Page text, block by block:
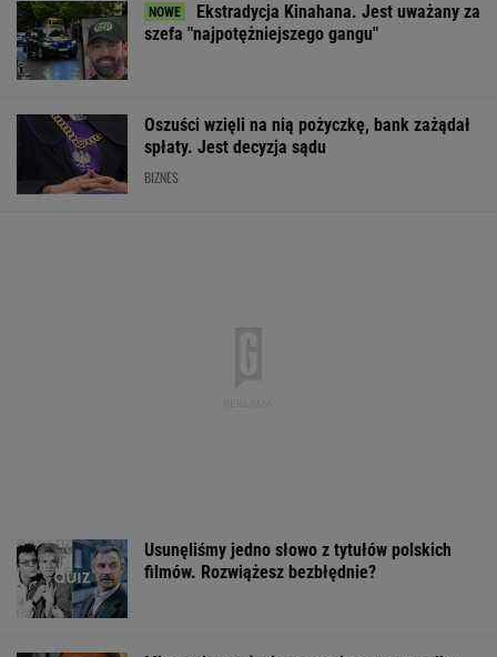
Ekstradycja Kinahana. Jest uważany za
szefa "najpotężniejszego gangu"
Oszuści wzięli na nią pożyczkę, bank zażądał
spłaty. Jest decyzja sądu
BIZNES
Usunęliśmy jedno słowo z tytułów polskich
filmów. Rozwiążesz bezbłędnie?